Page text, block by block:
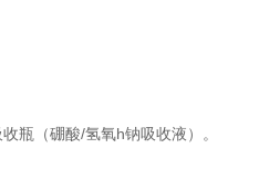
（硼酸/氢氧h钠吸收液）。